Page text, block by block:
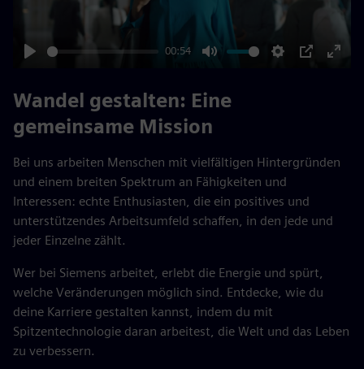
00:54
Wandel gestalten: Eine
gemeinsame Mission
Bei uns arbeiten Menschen mit vielfältigen Hintergründen
und einem breiten Spektrum an Fähigkeiten und
Interessen: echte Enthusiasten, die ein positives und
unterstützendes Arbeitsumfeld schaffen, in den jede und
jeder Einzelne zählt.
Wer bei Siemens arbeitet, erlebt die Energie und spürt,
welche Veränderungen möglich sind. Entdecke, wie du
deine Karriere gestalten kannst, indem du mit
Spitzentechnologie daran arbeitest, die Welt und das Leben
zu verbessern.